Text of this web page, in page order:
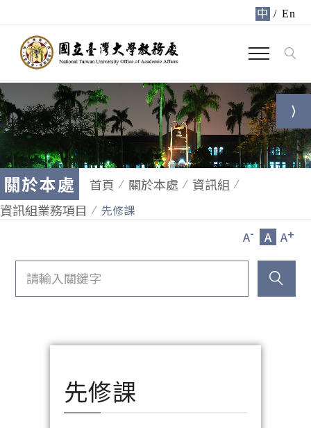
中 / En
關於本處 首頁 關於本處
資訊組
資訊組業務項目
先修課
A- A A+
先修課